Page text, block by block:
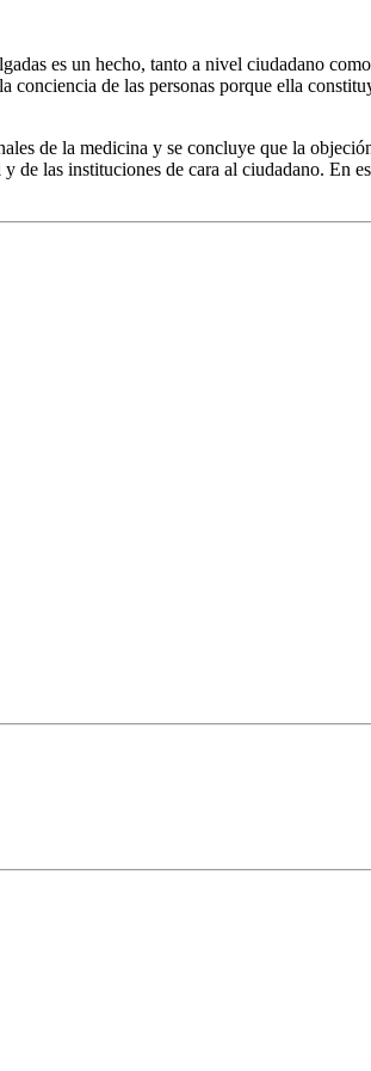
es un hecho, tanto a nivel ciudadano
conciencia de las personas porque ella
de la medicina y se concluye que la
de las instituciones de cara al ciudadano. En